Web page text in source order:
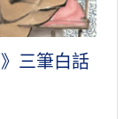
三筆白話